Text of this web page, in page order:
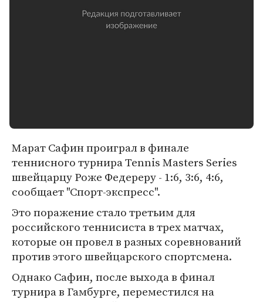
Марат Сафин проиграл в финале
теннисного турнира Tennis Masters Series
швейцарцу Роже Федереру - 1:6, 3:6, 4:6,
сообщает "Спорт-экспресс".
Это поражение стало третьим для
российского теннисиста в трех матчах,
которые он провел в разных соревнований
против этого швейцарского спортсмена.
Однако Сафин, после выхода в финал
турнира в Гамбурге, переместился на